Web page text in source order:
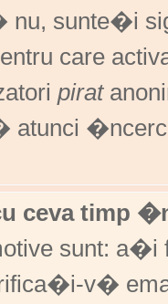
sunte�i
care
pirat
atunci
ceva timp
sunt: a�i
v�